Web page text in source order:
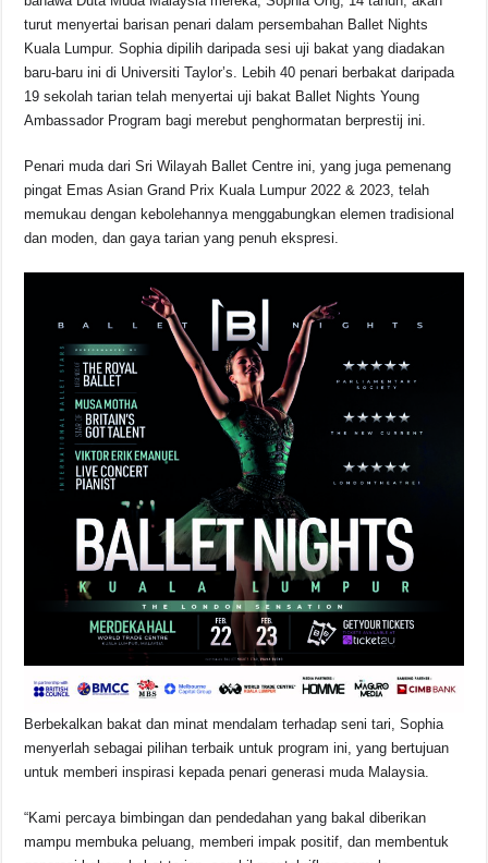
e
b
o
o
k
s
A
p
p
a
d
s
y
Li
n
k
e
turut menyertai barisan penari dalam persembahan Ballet Nights
Kuala Lumpur. Sophia dipilih daripada sesi uji bakat yang diadakan
baru-baru ini di Universiti Taylor’s. Lebih 40 penari berbakat daripada
19 sekolah tarian telah menyertai uji bakat Ballet Nights Young
Ambassador Program bagi merebut penghormatan berprestij ini.
Penari muda dari Sri Wilayah Ballet Centre ini, yang juga pemenang
pingat Emas Asian Grand Prix Kuala Lumpur 2022 & 2023, telah
memukau dengan kebolehannya menggabungkan elemen tradisional
dan moden, dan gaya tarian yang penuh ekspresi.
Berbekalkan bakat dan minat mendalam terhadap seni tari, Sophia
menyerlah sebagai pilihan terbaik untuk program ini, yang bertujuan
untuk memberi inspirasi kepada penari generasi muda Malaysia.
“Kami percaya bimbingan dan pendedahan yang bakal diberikan
mampu membuka peluang, memberi impak positif, dan membentuk